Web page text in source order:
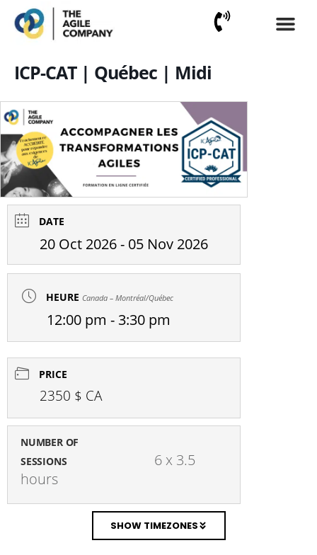
contenu
ICP-CAT | Québec | Midi
DATE
20 Oct 2026- 05 Nov 2026
HEURE Canada – Montréal/Québec
12:00 pm - 3:30 pm
PRICE
2350 $ CA
NUMBER OF
SESSIONS
6 x 3.5
hours
SHOW TIMEZONES